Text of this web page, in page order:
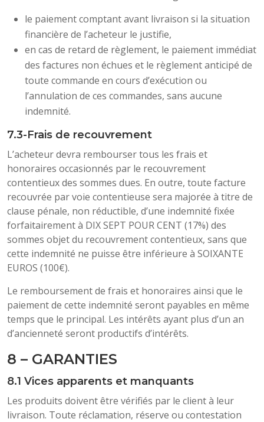
le paiement comptant avant livraison si la situation
financière de l’acheteur le justifie,
en cas de retard de règlement, le paiement immédiat
des factures non échues et le règlement anticipé de
toute commande en cours d’exécution ou
l’annulation de ces commandes, sans aucune
indemnité.
7.3-Frais de recouvrement
L’acheteur devra rembourser tous les frais et
honoraires occasionnés par le recouvrement
contentieux des sommes dues. En outre, toute facture
recouvrée par voie contentieuse sera majorée à titre de
clause pénale, non réductible, d’une indemnité fixée
forfaitairement à DIX SEPT POUR CENT (17%) des
sommes objet du recouvrement contentieux, sans que
cette indemnité ne puisse être inférieure à SOIXANTE
EUROS (100€).
Le remboursement de frais et honoraires ainsi que le
paiement de cette indemnité seront payables en même
temps que le principal. Les intérêts ayant plus d’un an
d’ancienneté seront productifs d’intérêts.
8 – GARANTIES
8.1 Vices apparents et manquants
Les produits doivent être vérifiés par le client à leur
livraison. Toute réclamation, réserve ou contestation